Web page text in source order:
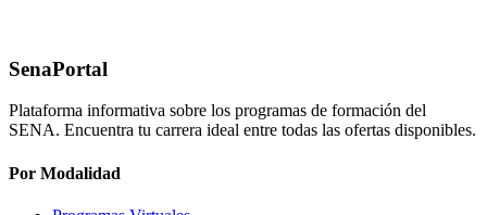
SenaPortal
Plataforma informativa sobre los programas de formación del
SENA. Encuentra tu carrera ideal entre todas las ofertas disponibles.
Por Modalidad